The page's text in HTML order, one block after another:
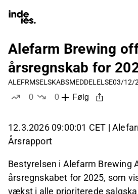
Alefarm Brewing
årsregnskab for
ALEFRMSELSKABSMEDDELELSE03/12/
0
0
Følg
12.3.2026 09:00:01 CET |
Årsrapport
Bestyrelsen i Alefarm Brewing
årsregnskabet for 2025, som
vækst i alle prioriterede